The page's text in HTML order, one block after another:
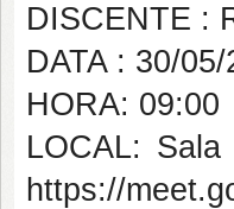
DISCENTE :
DATA : 30/05/
HORA: 09:00
LOCAL:
https://